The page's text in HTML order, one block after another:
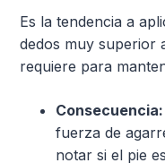
Es la tendencia a
dedos muy superior
requiere para
Consecuencia:
fuerza de
notar si el pie